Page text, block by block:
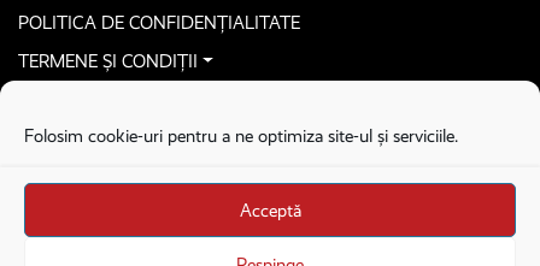
Folosim cookie-uri pentru a ne optimiza site-ul și serviciile.
Acceptă
POLITICA DE CONFIDENȚIALITATE
TERMENE ȘI CONDIȚII
Stega creative
Brandul Recorder e operat de Asociația Recorder Community, sub licența SC